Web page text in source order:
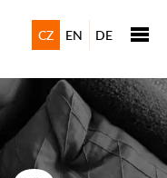
CZ EN DE